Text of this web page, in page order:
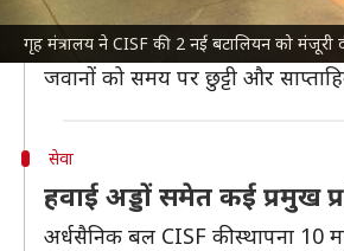
गृह मंत्रालय ने CISF की 2 नई बटालियन को
इससे आने वाले दिनों में CISF में
यूनिट के बढ़ने से कर्मचारियों के काम
जवानों को समय पर छुट्टी और
सेवा
हवाई अड्डों समेत कई प्रमुख
अर्धसैनिक बल CISF की स्थापना 10